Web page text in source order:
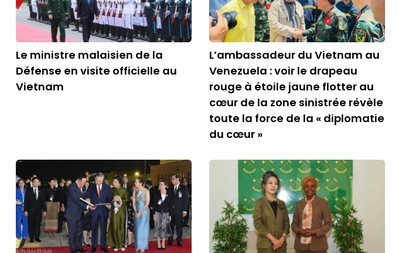
Le ministre malaisien de la
Défense en visite officielle au
Vietnam
L’ambassadeur du Vietnam au
Venezuela : voir le drapeau
rouge à étoile jaune flotter au
cœur de la zone sinistrée révèle
toute la force de la « diplomatie
du cœur »